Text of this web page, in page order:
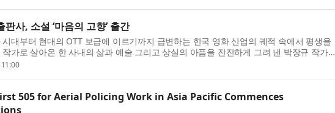
판사, 소설 ‘마음의 고향’ 출간
시대부터 현대의 OTT 보급에 이르기까지 급변하는 한국 영화 산업의 궤적 속에서 평생을
가로 살아온 한 사내의 삶과 예술 그리고 상실의 아픔을 잔잔하게 그려 낸 박장규 작가의
의 고향’이 좋은땅출판사에서 출간됐다. 이 책은 시나...
505 for Aerial Policing Work in Asia Pacific Commences